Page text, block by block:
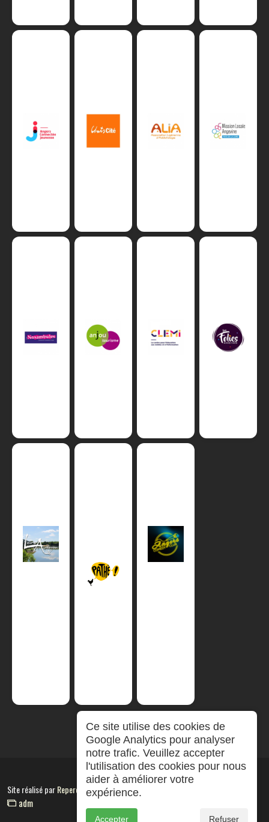
Site réalisé parRepereCom
adm
Ce site utilise des cookies de
Google Analytics pour analyser
notre trafic. Veuillez accepter
l'utilisation des cookies pour nous
aider à améliorer votre
expérience.
Accepter Refuser